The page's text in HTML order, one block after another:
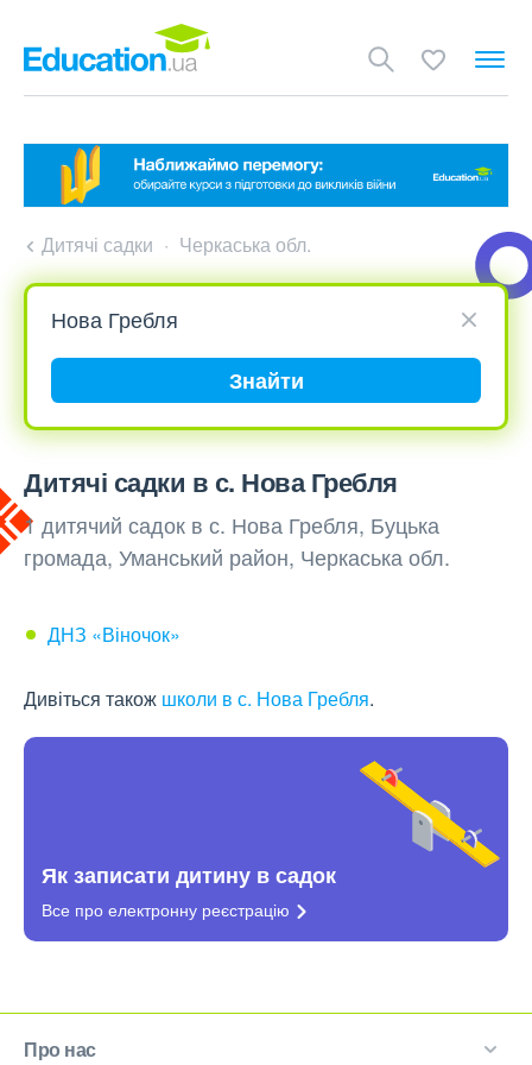
Дитячі садки Черкаська обл.
Знайти
Дитячі садки в с. Нова Гребля
1 дитячий садок в с. Нова Гребля, Буцька
громада, Уманський район, Черкаська обл.
ДНЗ «Віночок»
Дивіться також школи в с. Нова Гребля.
Як записати дитину в садок
Все про електронну реєстрацію
Про нас